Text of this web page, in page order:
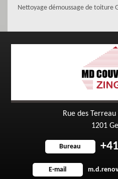
Nettoyage démoussage de toiture
Rue des
1201
Bureau
E-mail